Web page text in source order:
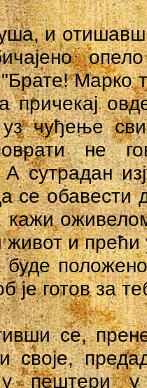
и
"Брате! Марко
причекај
чуђење
не
А сутрадан
се обавести
и прећи
буде
је готов за
се,
своје,
у пештери